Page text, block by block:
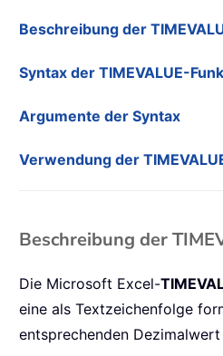
Beschreibung der
Syntax der TIMEVALUE-
Argumente der Syntax
Verwendung der
Beschreibung der
Die Microsoft Excel-
eine als Textzeichenfolge
entsprechenden Dezimalwert